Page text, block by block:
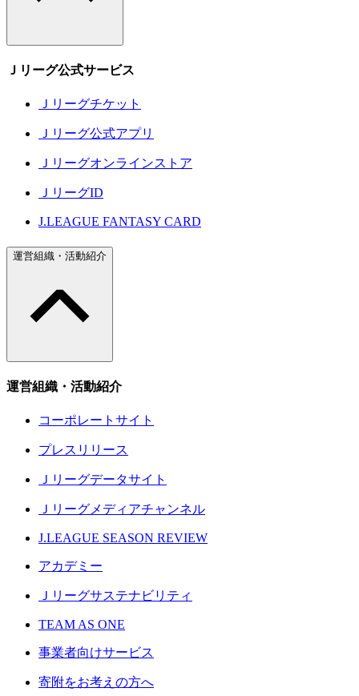
Ｊリーグ公式サービス
Ｊリーグチケット
Ｊリーグ公式アプリ
Ｊリーグオンラインストア
ＪリーグID
J.LEAGUE FANTASY CARD
運営組織・活動紹介
運営組織・活動紹介
コーポレートサイト
プレスリリース
Ｊリーグデータサイト
Ｊリーグメディアチャンネル
J.LEAGUE SEASON REVIEW
アカデミー
Ｊリーグサステナビリティ
TEAM AS ONE
事業者向けサービス
寄附をお考えの方へ